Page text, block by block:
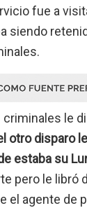
fue a
siendo
criminales le
otro disparo
estaba su
pero le libró
el agente de